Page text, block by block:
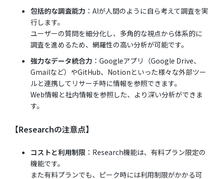
包括的な調査能力 ：AIが人間のように自ら考えて調査を実
行します。
ユーザーの質問を細分化し、多角的な視点から体系的に
調査を進めるため、網羅性の高い分析が可能です。
強力なデータ統合力 ：Googleアプリ（Google Drive、
Gmailなど）やGitHub、Notionといった様々な外部ツー
ルと連携してリサーチ時に情報を参照できます。
Web情報と社内情報を参照した、より深い分析ができま
す。
【Researchの注意点】
コストと利用制限 ：Research機能は、有料プラン限定の
機能です。
また有料プランでも、ピーク時には利用制限がかかる可